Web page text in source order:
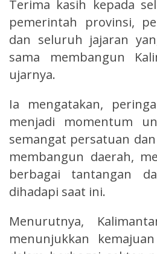
Terima kasih kepada
pemerintah provinsi,
dan seluruh jajaran
sama membangun
ujarnya.
Ia mengatakan,
menjadi momentum
semangat persatuan
membangun daerah,
berbagai tantangan
dihadapi saat ini.
Menurutnya,
menunjukkan